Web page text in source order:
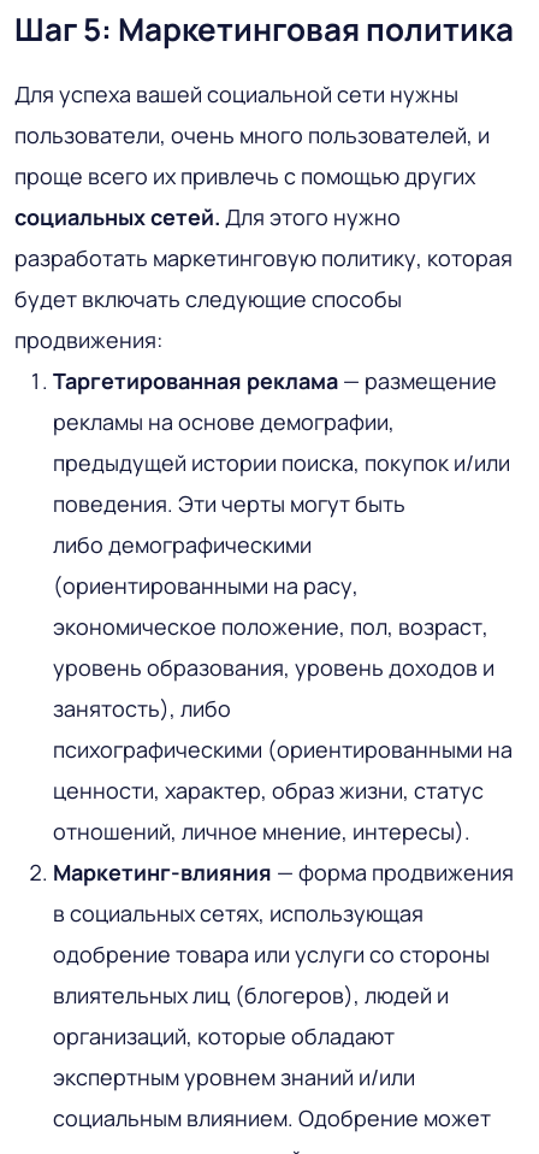
Шаг 5: Маркетинговая политика
Для успеха вашей социальной сети нужны
пользователи, очень много пользователей, и
проще всего их привлечь с помощью других
социальных сетей. Для этого нужно
разработать маркетинговую политику, которая
будет включать следующие способы
продвижения:
Таргетированная реклама — размещение
рекламы на основе демографии,
предыдущей истории поиска, покупок и/или
поведения. Эти черты могут быть
либо демографическими
(ориентированными на расу,
экономическое положение, пол, возраст,
уровень образования, уровень доходов и
занятость), либо
психографическими (ориентированными на
ценности, характер, образ жизни, статус
отношений, личное мнение, интересы).
Маркетинг-влияния — форма продвижения
в социальных сетях, использующая
одобрение товара или услуги со стороны
влиятельных лиц (блогеров), людей и
организаций, которые обладают
экспертным уровнем знаний и/или
социальным влиянием. Одобрение может